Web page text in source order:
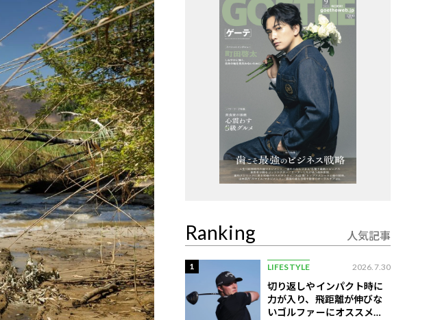
Ranking 人気記事
1 LIFESTYLE 2026.7.30
切り返しやインパクト時に
力が入り、飛距離が伸びな
いゴルファーにオススメの